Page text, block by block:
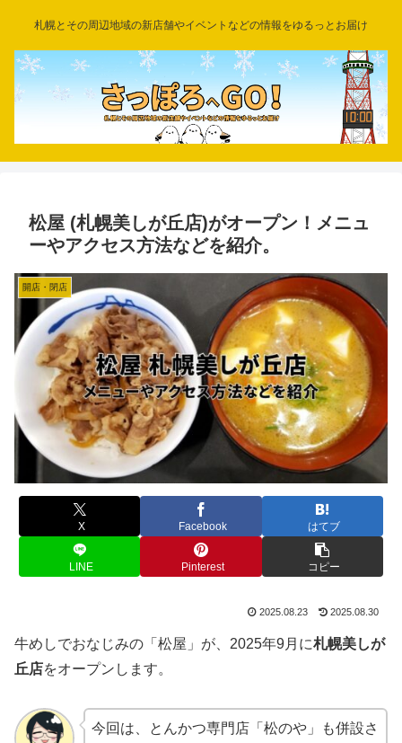
札幌とその周辺地域の新店舗やイベントなどの情報をゆるっとお届け
松屋 (札幌美しが丘店)がオープン！メニュ
ーやアクセス方法などを紹介。
開店・閉店
X Facebook はてブ
LINE Pinterest コピー
2025.08.23 2025.08.30
牛めしでおなじみの「松屋」が、2025年9月に札幌美しが
丘店をオープンします。
今回は、とんかつ専門店「松のや」も併設さ